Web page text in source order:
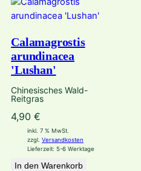
Calamagrostis
arundinacea
'Lushan'
Chinesisches Wald-
Reitgras
4,90€
inkl. 7 % MwSt.
zzgl.Versandkosten
Lieferzeit:5-6 Werktage
In den Warenkorb